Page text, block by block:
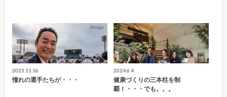
2023.11.16
憧れの選手たちが・・・
2024.6.4
健康づくりの三本柱を制
覇！・・・でも。。。